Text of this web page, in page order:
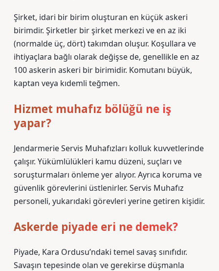
Şirket, idari bir birim oluşturan en küçük askeri
birimdir. Şirketler bir şirket merkezi ve en az iki
(normalde üç, dört) takımdan oluşur. Koşullara ve
ihtiyaçlara bağlı olarak değişse de, genellikle en az
100 askerin askeri bir birimidir. Komutanı büyük,
kaptan veya kıdemli teğmen.
Hizmet muhafız bölüğü ne iş
yapar?
Jendarmerie Servis Muhafızları kolluk kuvvetlerinde
çalışır. Yükümlülükleri kamu düzeni, suçları ve
soruşturmaları önleme yer alıyor. Ayrıca koruma ve
güvenlik görevlerini üstlenirler. Servis Muhafız
personeli, yukarıdaki görevleri yerine getiren kişidir.
Askerde piyade eri ne demek?
Piyade, Kara Ordusu’ndaki temel savaş sınıfıdır.
Savaşın tepesinde olan ve gerekirse düşmanla